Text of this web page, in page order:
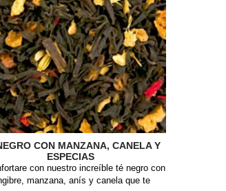
CON MANZANA, CANELA Y
ESPECIAS
con nuestro increíble té negro con
manzana, anís y canela que te